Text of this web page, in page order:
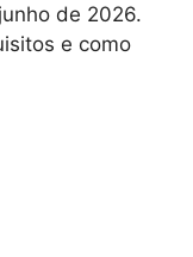
de 2026.
e como